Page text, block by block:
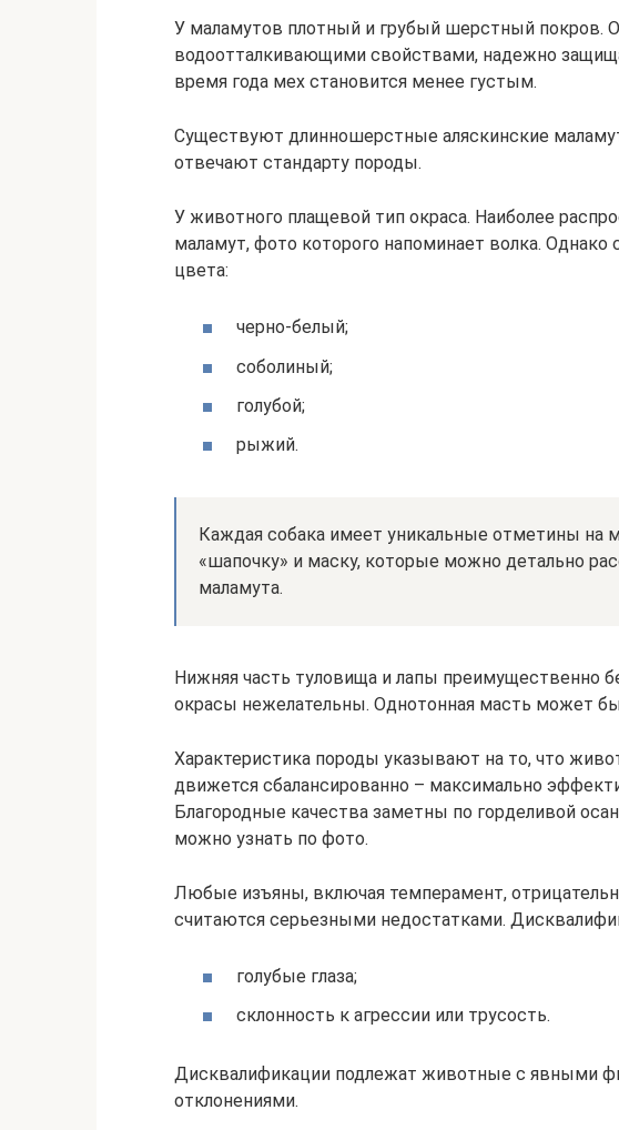
У маламутов плотный и грубый шерстный покров.
водоотталкивающими свойствами, надежно
время года мех становится менее густым.
Существуют длинношерстные аляскинские
отвечают стандарту породы.
У животного плащевой тип окраса. Наиболее
маламут, фото которого напоминает волка. Однако
цвета:
черно-белый;
соболиный;
голубой;
рыжий.
Каждая собака имеет уникальные отметины на
«шапочку» и маску, которые можно детально
маламута.
Нижняя часть туловища и лапы преимущественно
окрасы нежелательны. Однотонная масть может
Характеристика породы указывают на то, что
движется сбалансированно – максимально
Благородные качества заметны по горделивой
можно узнать по фото.
Любые изъяны, включая темперамент,
считаются серьезными недостатками.
голубые глаза;
склонность к агрессии или трусость.
Дисквалификации подлежат животные с явными
отклонениями.